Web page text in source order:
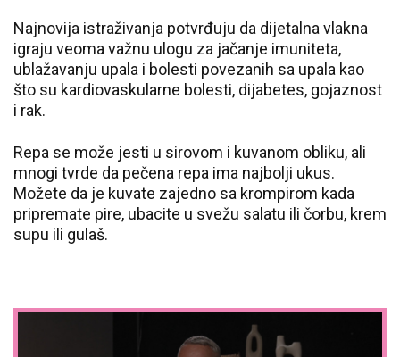
Najnovija istraživanja potvrđuju da dijetalna vlakna
igraju veoma važnu ulogu za jačanje imuniteta,
ublažavanju upala i bolesti povezanih sa upala kao
što su kardiovaskularne bolesti, dijabetes, gojaznost
i rak.
Repa se može jesti u sirovom i kuvanom obliku, ali
mnogi tvrde da pečena repa ima najbolji ukus.
Možete da je kuvate zajedno sa krompirom kada
pripremate pire, ubacite u svežu salatu ili čorbu, krem
supu ili gulaš.